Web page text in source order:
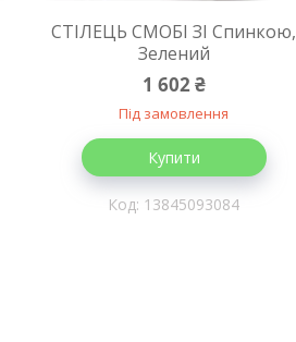
СТІЛЕЦЬ СМОБІ ЗІ Спинкою,
Зелений
1 602 ₴
Під замовлення
Купити
13845093084